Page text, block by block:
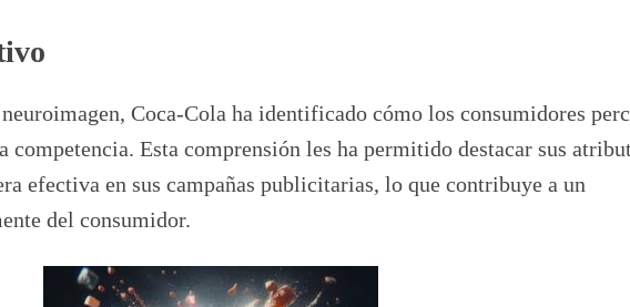
Coca-Cola ha identificado cómo los consumidores
competencia. Esta comprensión les ha permitido destacar sus
efectiva en sus campañas publicitarias, lo que contribuye a un
del consumidor.